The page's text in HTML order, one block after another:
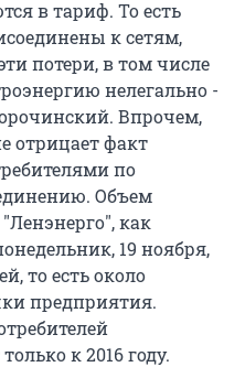
в тариф. То есть
к сетям,
потери, в том числе
нелегально -
Впрочем,
отрицает факт
по
Объем
как
19 ноября,
то есть около
предприятия.
к 2016 году.